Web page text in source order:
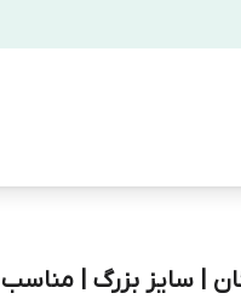
| سایز بزرگ | مناسب